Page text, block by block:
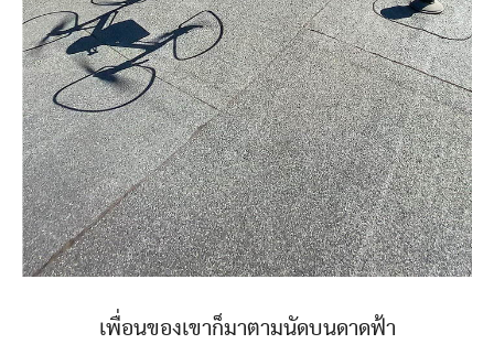
เพื่อนของเขาก็มาตามนัดบนดาดฟ้า